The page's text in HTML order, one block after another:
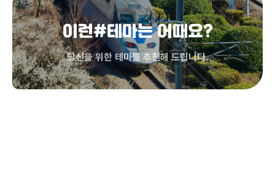
이런#테마는 어때요?
당신을 위한 테마를 추천해 드립니다.